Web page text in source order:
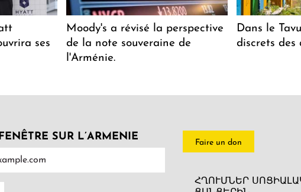
ses
Moody's a révisé la perspective
de la note souveraine de
l'Arménie.
Dans le
discrets des
SUR L’ARMENIE
Faire un don
ՀՂՈՒՄՆԵՐ